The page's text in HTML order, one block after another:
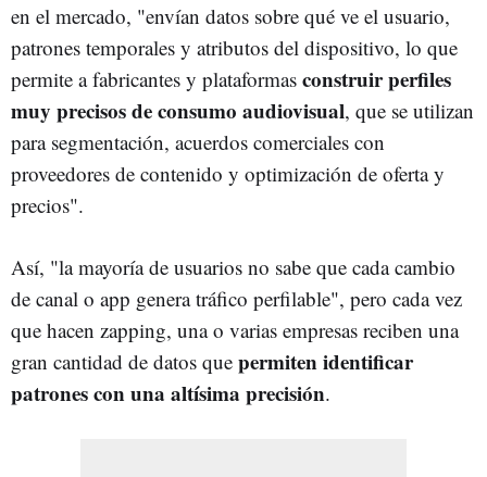
en el mercado, "envían datos sobre qué ve el usuario,
patrones temporales y atributos del dispositivo, lo que
permite a fabricantes y plataformas construir perfiles
muy precisos de consumo audiovisual, que se utilizan
para segmentación, acuerdos comerciales con
proveedores de contenido y optimización de oferta y
precios".
Así, "la mayoría de usuarios no sabe que cada cambio
de canal o app genera tráfico perfilable", pero cada vez
que hacen zapping, una o varias empresas reciben una
gran cantidad de datos que permiten identificar
patrones con una altísima precisión.